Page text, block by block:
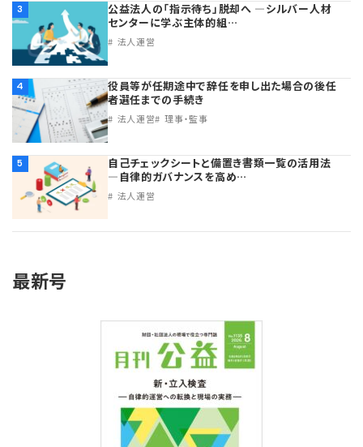
3
公益法人の「指示待ち」脱却へ ―シルバー人材
センターに学ぶ主体的組…
法人運営
4
役員等が任期途中で辞任を申し出た場合の後任
者選任までの手続き
法人運営 理事・監事
5
自己チェックシートと備置き書類一覧の活用法
―自律的ガバナンスを高め…
法人運営
最新号